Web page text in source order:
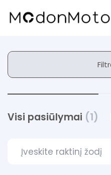
Visi pasiūlymai (1)